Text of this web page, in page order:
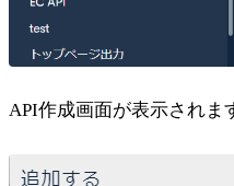
API作成画面が表示されま